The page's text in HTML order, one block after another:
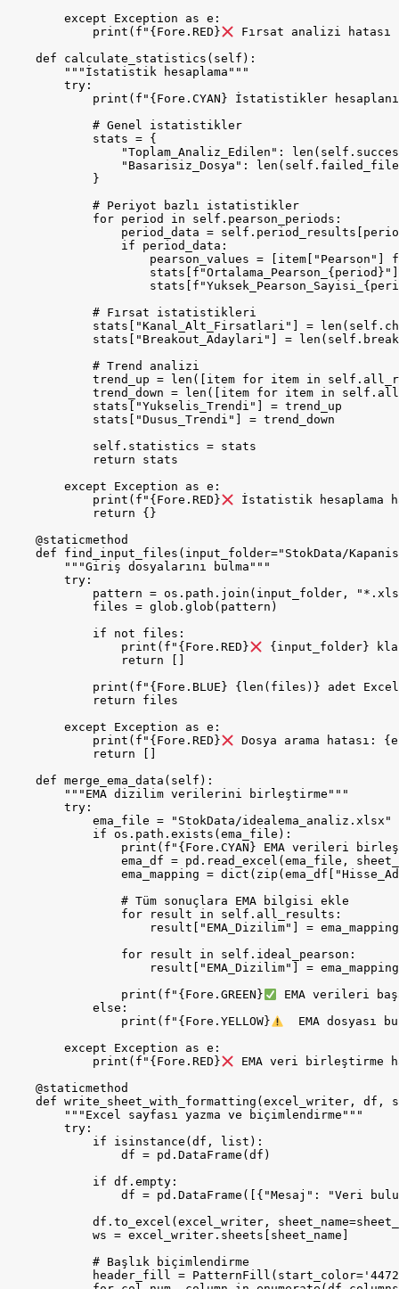
        except Exception as e:
            print(f"{Fore.RED}
Fırsat analizi
    def calculate_statistics(self):
        """İstatistik hesaplama"""
        try:
print(f"{Fore.CYAN} İstatistikler
            # Genel istatistikler
            stats = {
"Toplam_Analiz_Edilen":
"Basarisiz_Dosya":
            }
            # Periyot bazlı istatistikler
            for period in self.pearson_periods:
period_data =
                if period_data:
pearson_values = [item["Pearson"]
            # Fırsat istatistikleri
stats["Kanal_Alt_Firsatlari"] =
stats["Breakout_Adaylari"] =
            # Trend analizi
trend_up = len([item for item in
trend_down = len([item for item in
            stats["Yukselis_Trendi"] = trend_up
            stats["Dusus_Trendi"] = trend_down
            self.statistics = stats
            return stats
        except Exception as e:
            print(f"{Fore.RED}
İstatistik hesaplama
            return {}
    @staticmethod
def find_input_files(input_folder="StokData/
        """Giriş dosyalarını bulma"""
        try:
pattern = os.path.join(input_folder,
            files = glob.glob(pattern)
            if not files:
                print(f"{Fore.RED}
{input_folder}
                return []
print(f"{Fore.BLUE} {len(files)} adet
            return files
        except Exception as e:
            print(f"{Fore.RED}
Dosya arama hatası:
            return []
    def merge_ema_data(self):
        """EMA dizilim verilerini birleştirme"""
        try:
            ema_file = "StokData/idealema_analiz.xlsx"
            if os.path.exists(ema_file):
print(f"{Fore.CYAN} EMA verileri
ema_df = pd.read_excel(ema_file,
ema_mapping =
                # Tüm sonuçlara EMA bilgisi ekle
                for result in self.all_results:
result["EMA_Dizilim"] =
                for result in self.ideal_pearson:
result["EMA_Dizilim"] =
                print(f"{Fore.GREEN}
EMA verileri
            else:
                print(f"{Fore.YELLOW}
EMA dosyası
        except Exception as e:
            print(f"{Fore.RED}
EMA veri birleştirme
    @staticmethod
def write_sheet_with_formatting(excel_writer, df,
        """Excel sayfası yazma ve biçimlendirme"""
        try:
            if isinstance(df, list):
                df = pd.DataFrame(df)
            if df.empty:
df = pd.DataFrame([{"Mesaj": "Veri
df.to_excel(excel_writer,
            ws = excel_writer.sheets[sheet_name]
            # Başlık biçimlendirme
header_fill =